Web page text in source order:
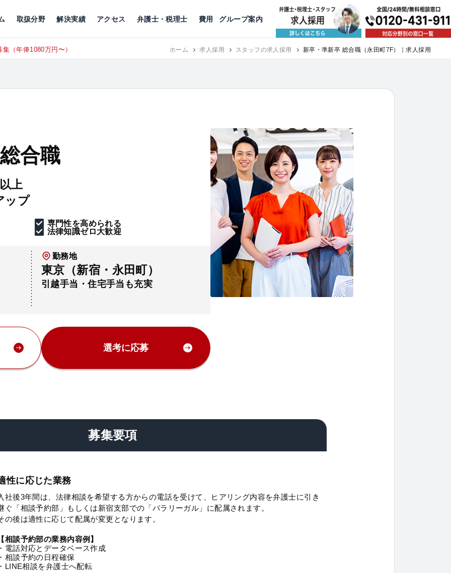
取扱分野
公益活動
解決実績 アクセス
京都 神戸 福岡
弁護士・税理士 費用 グループ案内
（年俸1080万円〜） RECRUIT 東京にて、相談予約スタッフ募集（月給38万以上）
合職
上
ップ
専門性を高められる
法律知識ゼロ大歓迎
勤務地
東京（新宿・永田町）
引越手当・住宅手当も充実
選考に応募
募集要項
性に応じた業務
社後3年間は、法律相談を希望する方からの電話を受けて、ヒアリング内容を弁護士に引き
ぐ「相談予約部」もしくは新宿支部での「パラリーガル」に配属されます。
の後は適性に応じて配属が変更となります。
相談予約部の業務内容例】
電話対応とデータベース作成
相談予約の日程確保
LINE相談を弁護士へ配転
ホーム 求人採用 スタッフの求人採用 新卒・準新卒 総合職（永田町7F）｜求人採用